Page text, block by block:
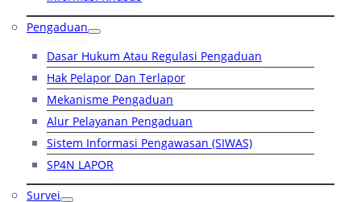
Pengaduan
Dasar Hukum Atau Regulasi Pengaduan
Hak Pelapor Dan Terlapor
Mekanisme Pengaduan
Alur Pelayanan Pengaduan
Sistem Informasi Pengawasan (SIWAS)
SP4N LAPOR
Survei